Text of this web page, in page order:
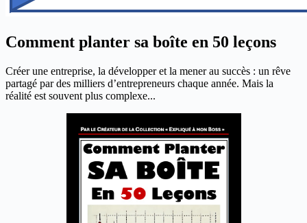
Comment planter sa boîte en 50 leçons
Créer une entreprise, la développer et la mener au succès : un rêve
partagé par des milliers d’entrepreneurs chaque année. Mais la
réalité est souvent plus complexe...